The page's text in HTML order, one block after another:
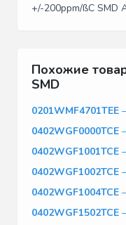
+/-200ppm/ßC SMD
Похожие
SMD
0201WMF4701TEE
0402WGF0000TCE
0402WGF1001TCE
0402WGF1002TCE
0402WGF1004TCE
0402WGF1502TCE